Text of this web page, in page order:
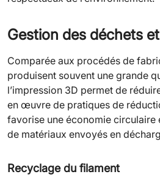
Gestion des déchets
Comparée aux procédés de
produisent souvent une grande
l’impression 3D permet de
en œuvre de pratiques de
favorise une économie circulaire
de matériaux envoyés en
Recyclage du filament